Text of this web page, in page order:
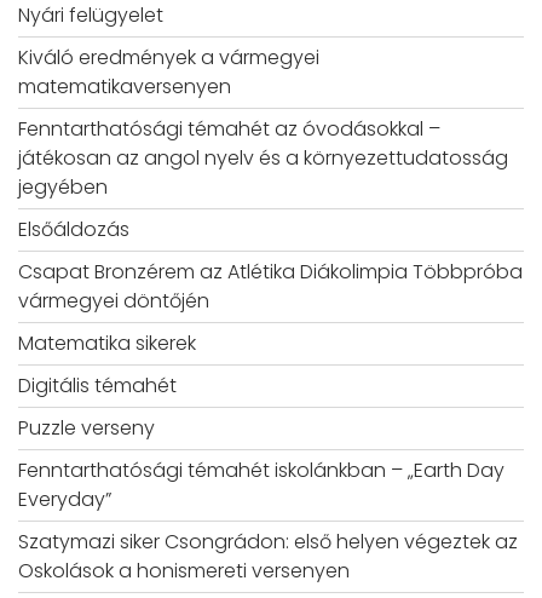
Nyári felügyelet
Kiváló eredmények a vármegyei
matematikaversenyen
Fenntarthatósági témahét az óvodásokkal –
játékosan az angol nyelv és a környezettudatosság
jegyében
Elsőáldozás
Csapat Bronzérem az Atlétika Diákolimpia Többpróba
vármegyei döntőjén
Matematika sikerek
Digitális témahét
Puzzle verseny
Fenntarthatósági témahét iskolánkban – „Earth Day
Everyday”
Szatymazi siker Csongrádon: első helyen végeztek az
Oskolások a honismereti versenyen